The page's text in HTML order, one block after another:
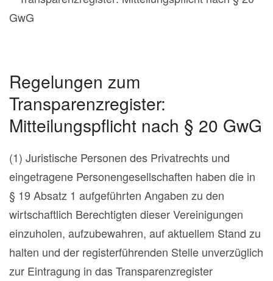
Regelungen zum
Transparenzregister:
Mitteilungspflicht nach § 20 GwG
(1) Juristische Personen des Privatrechts und
eingetragene Personengesellschaften haben die in
§ 19 Absatz 1 aufgeführten Angaben zu den
wirtschaftlich Berechtigten dieser Vereinigungen
einzuholen, aufzubewahren, auf aktuellem Stand zu
halten und der registerführenden Stelle unverzüglich
zur Eintragung in das Transparenzregister